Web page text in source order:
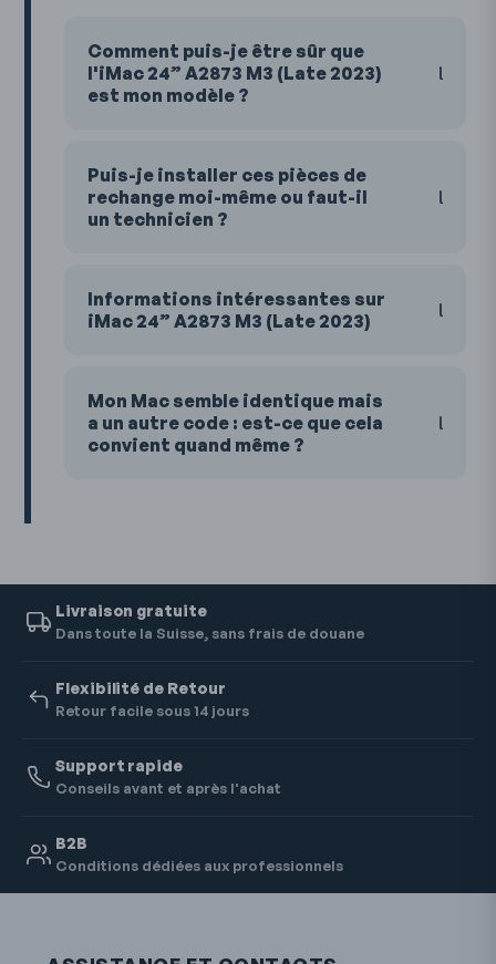
Comment puis-je être sûr que
l'iMac 24” A2873 M3 (Late 2023)
est mon modèle ?
Puis-je installer ces pièces de
rechange moi-même ou faut-il
un technicien ?
Informations intéressantes sur
iMac 24” A2873 M3 (Late 2023)
Mon Mac semble identique mais
a un autre code : est-ce que cela
convient quand même ?
Livraison gratuite
Dans toute la Suisse, sans frais de douane
Flexibilité de Retour
Retour facile sous 14 jours
Support rapide
Conseils avant et après l'achat
B2B
Conditions dédiées aux professionnels